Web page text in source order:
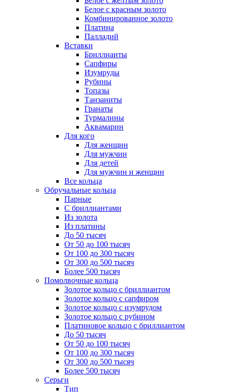
Белое с красным золото
Комбинированное золото
Платина
Палладий
Вставки
Бриллианты
Сапфиры
Изумруды
Рубины
Топазы
Танзаниты
Гранаты
Турмалины
Аквамарин
Для кого
Для женщин
Для мужчин
Для детей
Для мужчин и женщин
Все кольца
Обручальные кольца
Парные
С бриллиантами
Из золота
Из платины
До 50 тысяч
От 50 до 100 тысяч
От 100 до 300 тысяч
От 300 до 500 тысяч
Более 500 тысяч
Помолвочные кольца
Золотое кольцо с бриллиантом
Золотое кольцо с сапфиром
Золотое кольцо с изумрудом
Золотое кольцо с рубином
Платиновое кольцо с бриллиантом
До 50 тысяч
От 50 до 100 тысяч
От 100 до 300 тысяч
От 300 до 500 тысяч
Более 500 тысяч
Серьги
Тип